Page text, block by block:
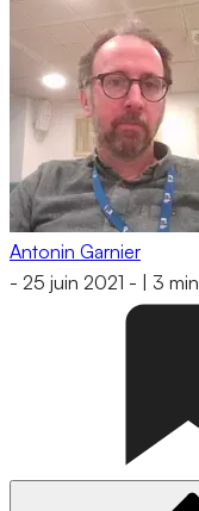
Antonin Garnier
- 25 juin 2021 - 3 min